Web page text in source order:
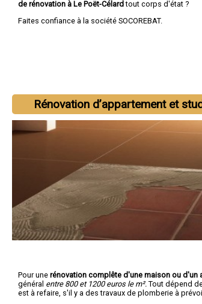
de rénovation à Le Poët-Célardtout corps d'état ?
Faites confiance à la société SOCOREBAT.
Rénovation d’appartement et
Pour une rénovation complête d'une maison ou d'un
général entre 800 et 1200 euros le m². Tout dépend
est à refaire, s'il y a des travaux de plomberie à